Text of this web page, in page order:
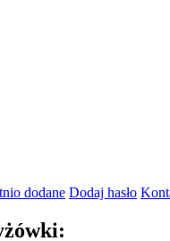
dodane Dodaj hasło